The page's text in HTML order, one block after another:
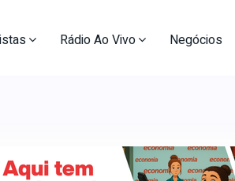
Rádio Ao Vivo Negócios